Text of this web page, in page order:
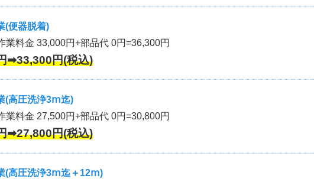
(便器脱着)
業料金 33,000円+部品代 0円=36,300円
➡33,300円(税込)
(高圧洗浄3ⅿ迄)
業料金 27,500円+部品代 0円=30,800円
➡27,800円(税込)
(高圧洗浄3ⅿ迄＋12ⅿ)